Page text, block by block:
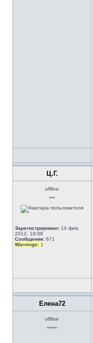
Ц.Г.
offline
***
Зарегистрирован: 14 фев,
2012, 19:08
Сообщения: 671
Warnings: 1
Елена72
offline
*****